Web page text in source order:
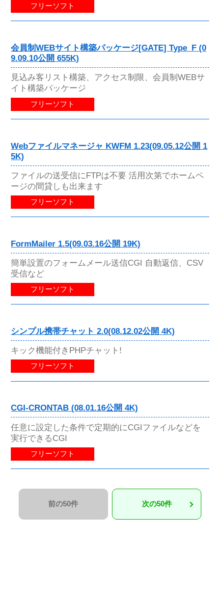
フリーソフト
会員制WEBサイト構築パッケージ[GATE] Type_F (0
9.09.10公開 655K)
見込み客リスト構築、アクセス制限、会員制WEBサ
イト構築パッケージ
フリーソフト
Webファイルマネージャ KWFM 1.23(09.05.12公開 1
5K)
ファイルの送受信にFTPは不要 活用次第でホームペ
ージの間貸しも出来ます
フリーソフト
FormMailer 1.5(09.03.16公開 19K)
簡単設置のフォームメール送信CGI 自動返信、CSV
受信など
フリーソフト
シンプル携帯チャット 2.0(08.12.02公開 4K)
キック機能付きPHPチャット!
フリーソフト
CGI-CRONTAB (08.01.16公開 4K)
任意に設定した条件で定期的にCGIファイルなどを
実行できるCGI
フリーソフト
前の50件 次の50件